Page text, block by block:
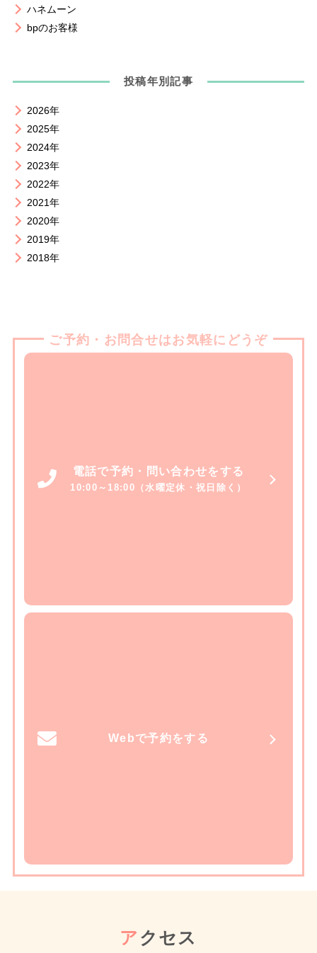
ハネムーン
bpのお客様
投稿年別記事
2026年
2025年
2024年
2023年
2022年
2021年
2020年
2019年
2018年
ご予約・お問合せはお気軽にどうぞ
電話で予約・問い合わせをする
10:00～18:00（水曜定休・祝日除く）
Webで予約をする
ア クセス